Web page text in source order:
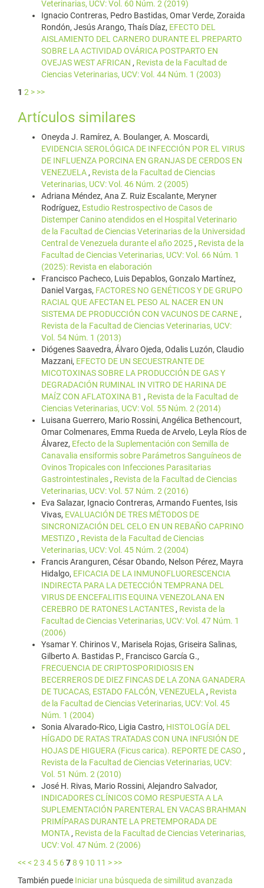
Veterinarias, UCV: Vol. 60 Núm. 2 (2019)
Ignacio Contreras, Pedro Bastidas, Omar Verde, Zoraida
Rondón, Jesús Arango, Thaís Díaz, EFECTO DEL
AISLAMIENTO DEL CARNERO DURANTE EL PREPARTO
SOBRE LA ACTIVIDAD OVÁRICA POSTPARTO EN
OVEJAS WEST AFRICAN , Revista de la Facultad de
Ciencias Veterinarias, UCV: Vol. 44 Núm. 1 (2003)
1 2 > >>
Artículos similares
Oneyda J. Ramírez, A. Boulanger, A. Moscardi,
EVIDENCIA SEROLÓGICA DE INFECCIÓN POR EL VIRUS
DE INFLUENZA PORCINA EN GRANJAS DE CERDOS EN
VENEZUELA , Revista de la Facultad de Ciencias
Veterinarias, UCV: Vol. 46 Núm. 2 (2005)
Adriana Méndez, Ana Z. Ruiz Escalante, Meryner
Rodríguez, Estudio Restrospectivo de Casos de
Distemper Canino atendidos en el Hospital Veterinario
de la Facultad de Ciencias Veterinarias de la Universidad
Central de Venezuela durante el año 2025 , Revista de la
Facultad de Ciencias Veterinarias, UCV: Vol. 66 Núm. 1
(2025): Revista en elaboración
Francisco Pacheco, Luis Depablos, Gonzalo Martínez,
Daniel Vargas, FACTORES NO GENÉTICOS Y DE GRUPO
RACIAL QUE AFECTAN EL PESO AL NACER EN UN
SISTEMA DE PRODUCCIÓN CON VACUNOS DE CARNE ,
Revista de la Facultad de Ciencias Veterinarias, UCV:
Vol. 54 Núm. 1 (2013)
Diógenes Saavedra, Álvaro Ojeda, Odalis Luzón, Claudio
Mazzani, EFECTO DE UN SECUESTRANTE DE
MICOTOXINAS SOBRE LA PRODUCCIÓN DE GAS Y
DEGRADACIÓN RUMINAL IN VITRO DE HARINA DE
MAÍZ CON AFLATOXINA B1 , Revista de la Facultad de
Ciencias Veterinarias, UCV: Vol. 55 Núm. 2 (2014)
Luisana Guerrero, Mario Rossini, Angélica Bethencourt,
Omar Colmenares, Emma Rueda de Arvelo, Leyla Ríos de
Álvarez, Efecto de la Suplementación con Semilla de
Canavalia ensiformis sobre Parámetros Sanguíneos de
Ovinos Tropicales con Infecciones Parasitarias
Gastrointestinales , Revista de la Facultad de Ciencias
Veterinarias, UCV: Vol. 57 Núm. 2 (2016)
Eva Salazar, Ignacio Contreras, Armando Fuentes, Isis
Vivas, EVALUACIÓN DE TRES MÉTODOS DE
SINCRONIZACIÓN DEL CELO EN UN REBAÑO CAPRINO
MESTIZO , Revista de la Facultad de Ciencias
Veterinarias, UCV: Vol. 45 Núm. 2 (2004)
Francis Aranguren, César Obando, Nelson Pérez, Mayra
Hidalgo, EFICACIA DE LA INMUNOFLUORESCENCIA
INDIRECTA PARA LA DETECCIÓN TEMPRANA DEL
VIRUS DE ENCEFALITIS EQUINA VENEZOLANA EN
CEREBRO DE RATONES LACTANTES , Revista de la
Facultad de Ciencias Veterinarias, UCV: Vol. 47 Núm. 1
(2006)
Ysamar Y. Chirinos V., Marisela Rojas, Griseira Salinas,
Gilberto A. Bastidas P., Francisco García G.,
FRECUENCIA DE CRIPTOSPORIDIOSIS EN
BECERREROS DE DIEZ FINCAS DE LA ZONA GANADERA
DE TUCACAS, ESTADO FALCÓN, VENEZUELA , Revista
de la Facultad de Ciencias Veterinarias, UCV: Vol. 45
Núm. 1 (2004)
Sonia Alvarado-Rico, Ligia Castro, HISTOLOGÍA DEL
HÍGADO DE RATAS TRATADAS CON UNA INFUSIÓN DE
HOJAS DE HIGUERA (Ficus carica). REPORTE DE CASO ,
Revista de la Facultad de Ciencias Veterinarias, UCV:
Vol. 51 Núm. 2 (2010)
José H. Rivas, Mario Rossini, Alejandro Salvador,
INDICADORES CLÍNICOS COMO RESPUESTA A LA
SUPLEMENTACIÓN PARENTERAL EN VACAS BRAHMAN
PRIMÍPARAS DURANTE LA PRETEMPORADA DE
MONTA , Revista de la Facultad de Ciencias Veterinarias,
UCV: Vol. 47 Núm. 2 (2006)
<< < 2 3 4 5 678 9 10 11 > >>
También puede Iniciar una búsqueda de similitud avanzada